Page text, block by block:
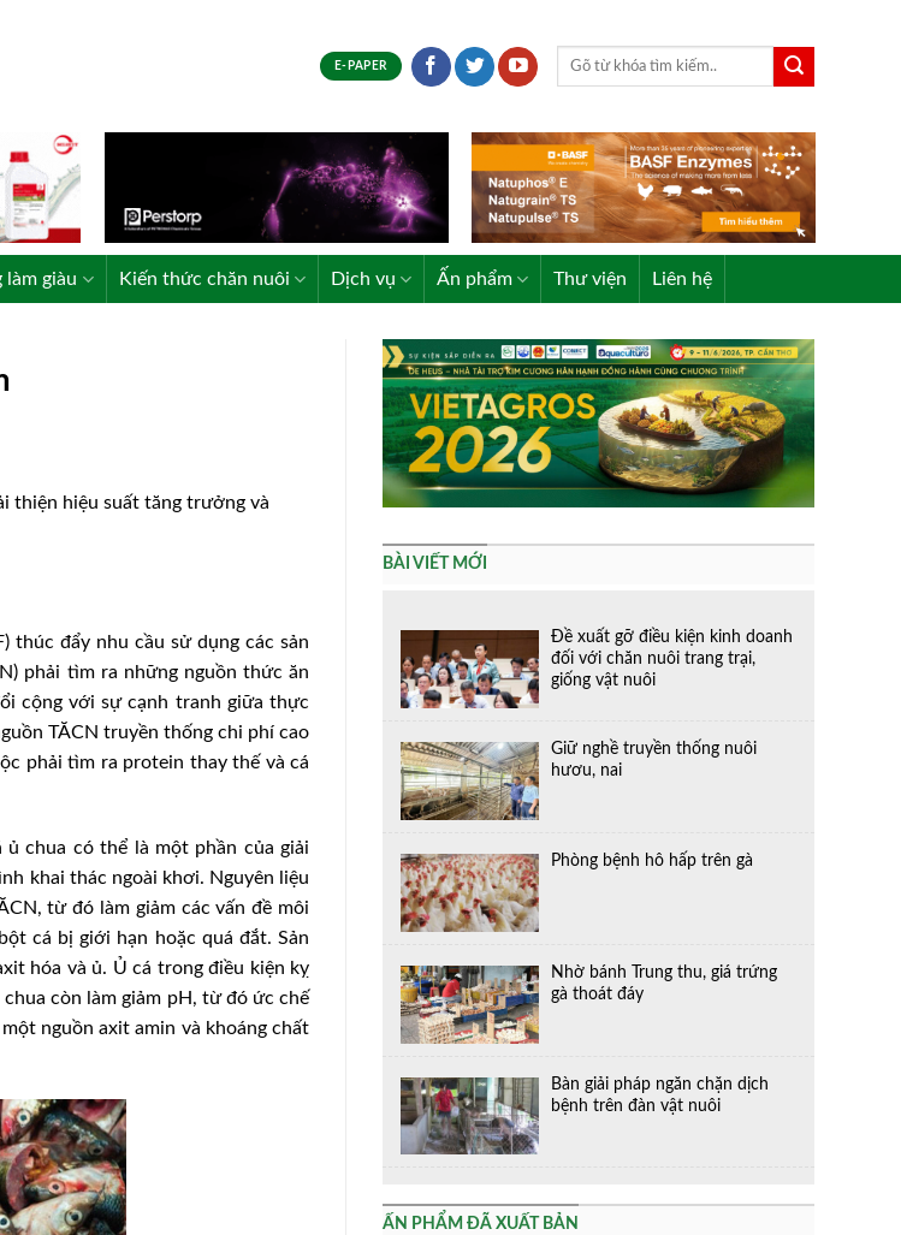
E-PAPER
làm giàu Kiến thức chăn nuôi Dịch vụ Ấn phẩm Thư viện Liên hệ
thiện hiệu suất tăng trưởng và
thúc đẩy nhu cầu sử dụng các sản
phải tìm ra những nguồn thức ăn
cộng với sự cạnh tranh giữa thực
TĂCN truyền thống chi phí cao
phải tìm ra protein thay thế và cá
chua có thể là một phần của giải
khai thác ngoài khơi. Nguyên liệu
từ đó làm giảm các vấn đề môi
cá bị giới hạn hoặc quá đắt. Sản
hóa và ủ. Ủ cá trong điều kiện kỵ
còn làm giảm pH, từ đó ức chế
nguồn axit amin và khoáng chất
BÀI VIẾT MỚI
Đề xuất gỡ điều kiện kinh doanh
đối với chăn nuôi trang trại,
giống vật nuôi
Giữ nghề truyền thống nuôi
hươu, nai
Phòng bệnh hô hấp trên gà
Nhờ bánh Trung thu, giá trứng
gà thoát đáy
Bàn giải pháp ngăn chặn dịch
bệnh trên đàn vật nuôi
ẤN PHẨM ĐÃ XUẤT BẢN